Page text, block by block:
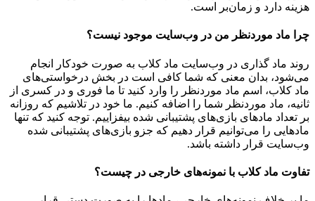
هزینه دارد و زمان‌بر است.
چرا ماد موردنظر من در وب‌سایت موجود نیست؟
روند ماد گذاری در وب‌سایت ماد کلاب به صورت خودکار انجام
می‌شود، بدان معنی که شما کافی است در بخش درخواستی‌های
ماد کلاب، اسم ماد موردنظر را وارد کنید تا ما فوری و در کسری از
ثانیه، ماد موردنظر شما را اضافه کنیم. ما خود در تلاشیم که روزانه
بر تعداد مادهای بازی‌های پشتیبانی شده بیفزاییم. توجه کنید که تنها
مادهایی را می‌توانیم قرار دهیم که جزو بازی‌های پشتیبانی شده
وب‌سایت قرار داشته باشد.
تفاوت ماد کلاب با نمونه‌های خارجی در چیست؟